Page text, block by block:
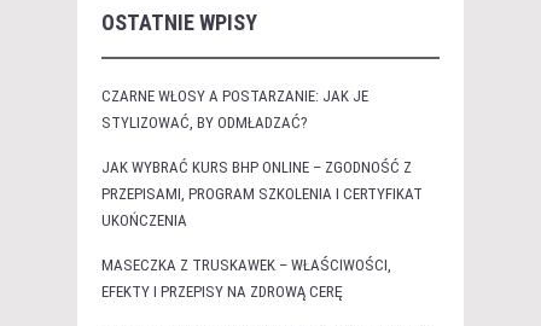
OSTATNIE WPISY
CZARNE WŁOSY A POSTARZANIE: JAK JE
STYLIZOWAĆ, BY ODMŁADZAĆ?
JAK WYBRAĆ KURS BHP ONLINE – ZGODNOŚĆ Z
PRZEPISAMI, PROGRAM SZKOLENIA I CERTYFIKAT
UKOŃCZENIA
MASECZKA Z TRUSKAWEK – WŁAŚCIWOŚCI,
EFEKTY I PRZEPISY NA ZDROWĄ CERĘ